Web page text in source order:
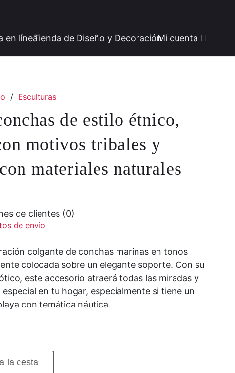
en líneaTienda de Diseño y DecoraciónMi cuenta
de clientes (0)
/ Esculturas
de estilo étnico,
motivos tribales y
materiales naturales
de envío
colgante de conchas marinas en tonos
colocada sobre un elegante soporte. Con su
este accesorio atraerá todas las miradas y
en tu hogar, especialmente si tiene un
con temática náutica.
la cesta